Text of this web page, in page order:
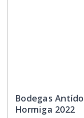
Bodegas
Hormiga 2022